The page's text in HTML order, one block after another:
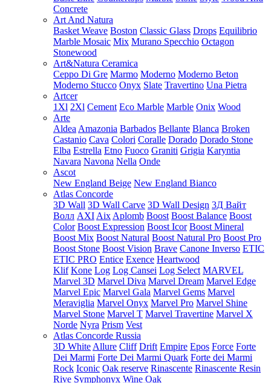
Concrete
Art And Natura
Basket Weave Boston Classic Glass Drops Equilibrio
Marble Mosaic Mix Murano Specchio Octagon
Stonewood
Art&Natura Ceramica
Ceppo Di Gre Marmo Moderno Moderno Beton
Moderno Stucco Onyx Slate Travertino Una Pietra
Artcer
1Xl 2Xl Cement Eco Marble Marble Onix Wood
Arte
Aldea Amazonia Barbados Bellante Blanca Broken
Castanio Cava Colori Coralle Dorado Dorado Stone
Elba Estrella Etno Fuoco Graniti Grigia Karyntia
Navara Navona Nella Onde
Ascot
New England Beige New England Bianco
Atlas Concorde
3D Wall 3D Wall Carve 3D Wall Design 3Д Вайт
Волл AXI Aix Aplomb Boost Boost Balance Boost
Color Boost Expression Boost Icor Boost Mineral
Boost Mix Boost Natural Boost Natural Pro Boost Pro
Boost Stone Boost Vision Brave Canone Inverso ETIC
ETIC PRO Entice Exence Heartwood
Klif Kone Log Log Cansei Log Select MARVEL
Marvel 3D Marvel Diva Marvel Dream Marvel Edge
Marvel Epic Marvel Gala Marvel Gems Marvel
Meraviglia Marvel Onyx Marvel Pro Marvel Shine
Marvel Stone Marvel T Marvel Travertine Marvel X
Norde Nyra Prism Vest
Atlas Concorde Russia
3D White Allure Cliff Drift Empire Epos Force Forte
Dei Marmi Forte Dei Marmi Quark Forte dei Marmi
Rock Iconic Oak reserve Rinascente Rinascente Resin
Rive Symphonyx Wine Oak